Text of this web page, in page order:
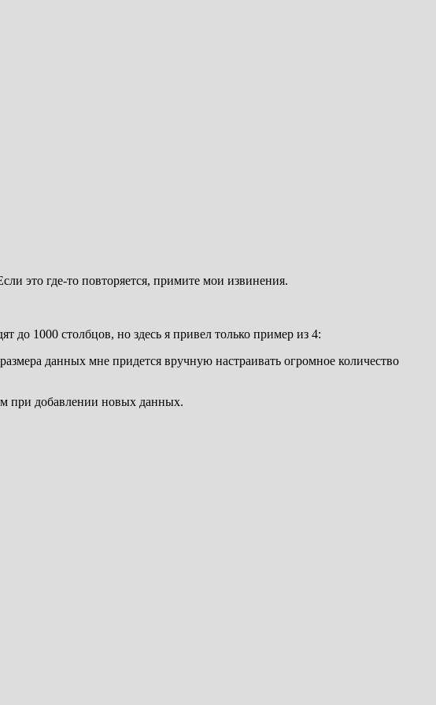
это где-то повторяется, примите мои извинения.
1000 столбцов, но здесь я привел только пример из 4:
данных мне придется вручную настраивать огромное количество
при добавлении новых данных.